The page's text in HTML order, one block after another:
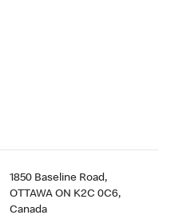
1850 Baseline Road,
OTTAWA ON K2C 0C6,
Canada